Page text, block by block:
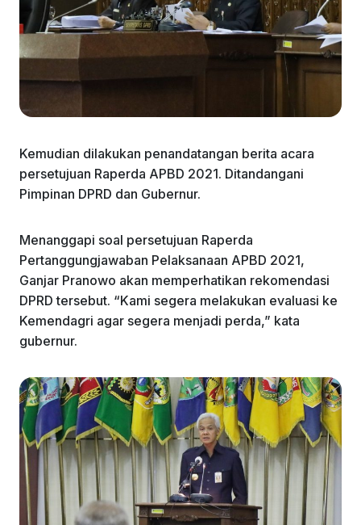
Kemudian dilakukan penandatangan berita acara
persetujuan Raperda APBD 2021. Ditandangani
Pimpinan DPRD dan Gubernur.
Menanggapi soal persetujuan Raperda
Pertanggungjawaban Pelaksanaan APBD 2021,
Ganjar Pranowo akan memperhatikan rekomendasi
DPRD tersebut. “Kami segera melakukan evaluasi ke
Kemendagri agar segera menjadi perda,” kata
gubernur.